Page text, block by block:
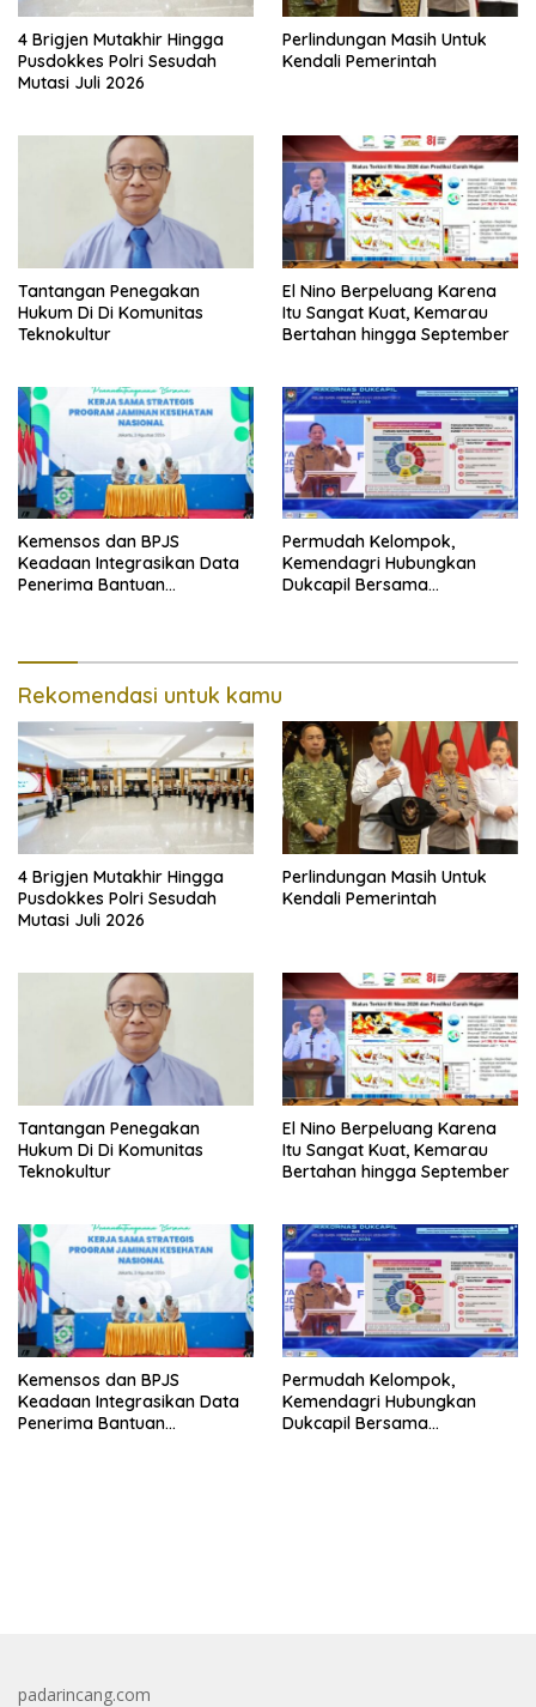
4 Brigjen Mutakhir Hingga
Pusdokkes Polri Sesudah
Mutasi Juli 2026
Perlindungan Masih Untuk
Kendali Pemerintah
Tantangan Penegakan
Hukum Di Di Komunitas
Teknokultur
El Nino Berpeluang Karena
Itu Sangat Kuat, Kemarau
Bertahan hingga September
Kemensos dan BPJS
Keadaan Integrasikan Data
Penerima Bantuan
Permudah Kelompok,
Kemendagri Hubungkan
Dukcapil Bersama
Rekomendasi untuk kamu
4 Brigjen Mutakhir Hingga
Pusdokkes Polri Sesudah
Mutasi Juli 2026
Perlindungan Masih Untuk
Kendali Pemerintah
Tantangan Penegakan
Hukum Di Di Komunitas
Teknokultur
El Nino Berpeluang Karena
Itu Sangat Kuat, Kemarau
Bertahan hingga September
Kemensos dan BPJS
Keadaan Integrasikan Data
Penerima Bantuan
Permudah Kelompok,
Kemendagri Hubungkan
Dukcapil Bersama
padarincang.com